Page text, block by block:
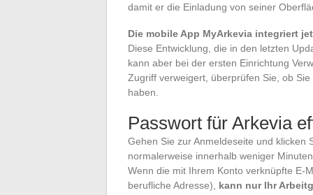
damit er die Einladung von seiner
Die mobile App MyArkevia integriert
Diese Entwicklung, die in den letzten
kann aber bei der ersten Einrichtung
Zugriff verweigert, überprüfen Sie, ob
haben.
Passwort für Arkevia
Gehen Sie zur Anmeldeseite und klicken
normalerweise innerhalb weniger
Wenn die mit Ihrem Konto verknüpfte E-
berufliche Adresse), kann nur Ihr